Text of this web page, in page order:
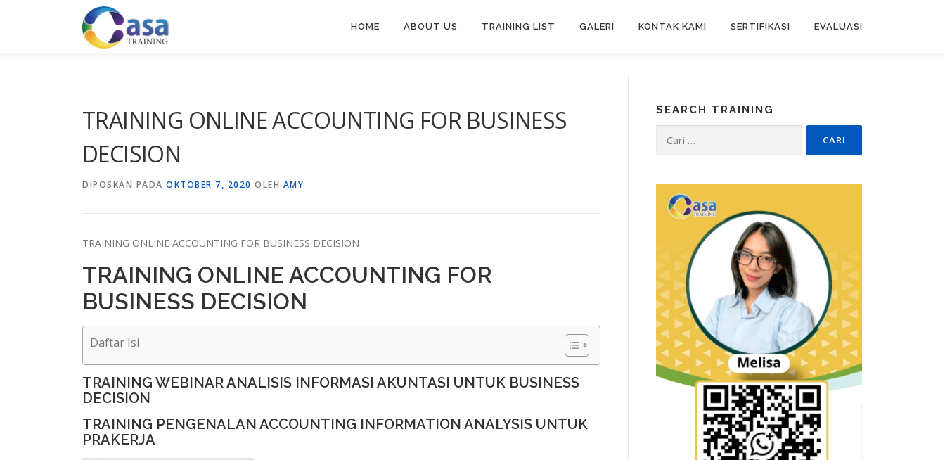
HOME ABOUT US TRAINING LIST GALERI KONTAK KAMI SERTIFIKASI EVALUASI
TRAINING ONLINE ACCOUNTING FOR BUSINESS
DECISION
DIPOSKAN PADA OKTOBER 7, 2020 OLEH AMY
TRAINING ONLINE ACCOUNTING FOR BUSINESS DECISION
TRAINING ONLINE ACCOUNTING FOR
BUSINESS DECISION
Daftar Isi
TRAINING WEBINAR ANALISIS INFORMASI AKUNTASI UNTUK BUSINESS
DECISION
TRAINING PENGENALAN ACCOUNTING INFORMATION ANALYSIS UNTUK
PRAKERJA
SEARCH TRAINING
untuk: